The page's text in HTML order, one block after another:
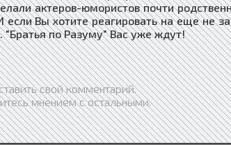
актеров-юмористов почти
Вы хотите реагировать на еще не
"Братья по Разуму" Вас уже ждут!
свой комментарий.
мнением с остальными.